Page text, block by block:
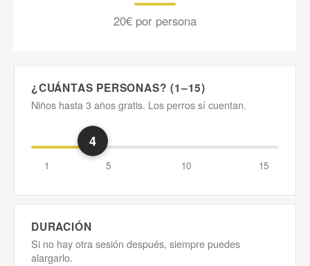
20€ por persona
¿CUÁNTAS PERSONAS? (1–15)
Niños hasta 3 años gratis. Los perros sí cuentan.
4
1 5 10 15
DURACIÓN
Si no hay otra sesión después, siempre puedes
alargarlo.